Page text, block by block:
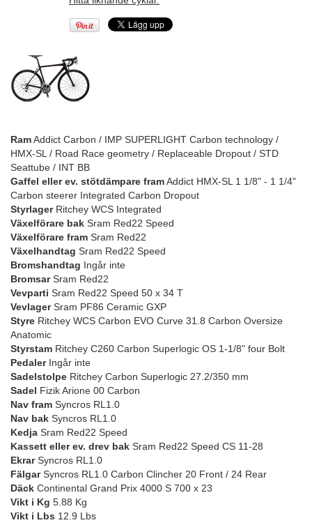
RamAddict Carbon / IMP SUPERLIGHT Carbon technology /
HMX-SL / Road Race geometry / Replaceable Dropout / STD
Seattube / INT BB
Gaffel eller ev. stötdämpare framAddict HMX-SL 1 1/8" - 1 1/4"
Carbon steerer Integrated Carbon Dropout
StyrlagerRitchey WCS Integrated
Växelförare bak Sram Red22 Speed
Växelförare fram Sram Red22
Växelhandtag Sram Red22 Speed
Bromshandtag Ingår inte
BromsarSram Red22
Vevparti Sram Red22 Speed 50 x 34 T
VevlagerSram PF86 Ceramic GXP
Styre Ritchey WCS Carbon EVO Curve 31.8 Carbon Oversize
Anatomic
Styrstam Ritchey C260 Carbon Superlogic OS 1-1/8" four Bolt
PedalerIngår inte
Sadelstolpe Ritchey Carbon Superlogic 27.2/350 mm
Sadel Fizik Arione 00 Carbon
Nav fram Syncros RL1.0
Nav bak Syncros RL1.0
Kedja Sram Red22 Speed
Kassett eller ev. drev bak Sram Red22 Speed CS 11-28
EkrarSyncros RL1.0
FälgarSyncros RL1.0 Carbon Clincher 20 Front / 24 Rear
Däck Continental Grand Prix 4000 S 700 x 23
Vikt i Kg 5.88 Kg
Vikt i Lbs 12.9 Lbs